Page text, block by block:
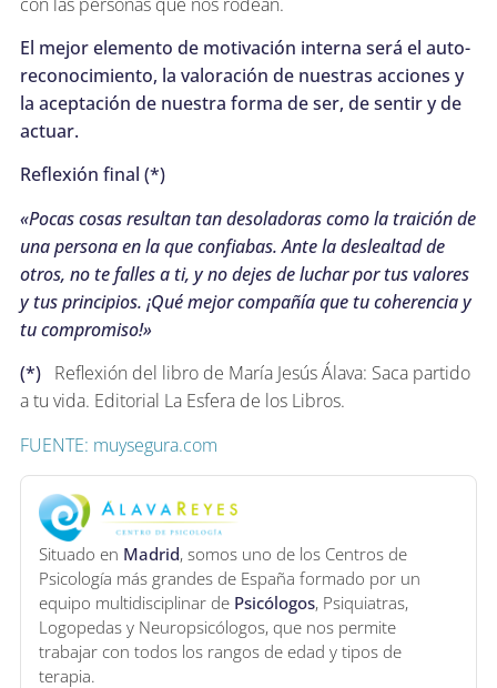
El mejor elemento de motivación interna será el auto-
reconocimiento, la valoración de nuestras acciones y
la aceptación de nuestra forma de ser, de sentir y de
actuar.
Reflexión final (*)
«Pocas cosas resultan tan desoladoras como la traición de
una persona en la que confiabas. Ante la deslealtad de
otros, no te falles a ti, y no dejes de luchar por tus valores
y tus principios. ¡Qué mejor compañía que tu coherencia y
tu compromiso!»
(*) Reflexión del libro de María Jesús Álava: Saca partido
a tu vida. Editorial La Esfera de los Libros.
FUENTE: muysegura.com
Situado en Madrid, somos uno de los Centros de
Psicología más grandes de España formado por un
equipo multidisciplinar de Psicólogos, Psiquiatras,
Logopedas y Neuropsicólogos, que nos permite
trabajar con todos los rangos de edad y tipos de
terapia.